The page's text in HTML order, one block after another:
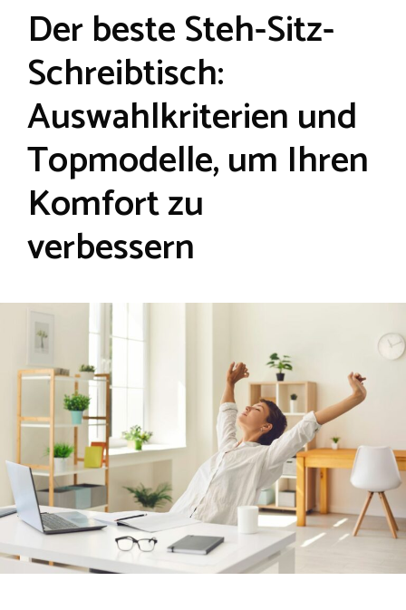
Der beste Steh-Sitz-
Schreibtisch:
Auswahlkriterien und
Topmodelle, um Ihren
Komfort zu
verbessern